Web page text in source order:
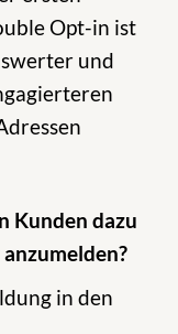
Opt-in ist
und
Kunden dazu
in den